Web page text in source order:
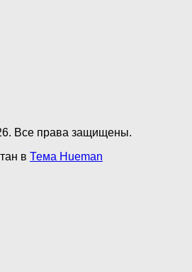
Все права защищены.
в Тема Hueman